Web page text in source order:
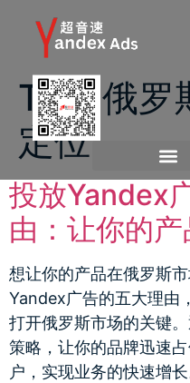
Tag:俄罗
定位
投放Yandex
由：让你的产
想让你的产品在俄罗斯
Yandex广告的五大理由
打开俄罗斯市场的关键
策略，让你的品牌迅速
户，实现业务的快速增长